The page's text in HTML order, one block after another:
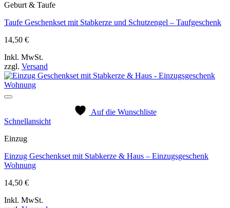
Geburt & Taufe
Taufe Geschenkset mit Stabkerze und Schutzengel – Taufgeschenk
14,50 €
Inkl. MwSt.
zzgl. Versand
Auf die Wunschliste
Schnellansicht
Einzug
Einzug Geschenkset mit Stabkerze & Haus – Einzugsgeschenk
Wohnung
14,50 €
Inkl. MwSt.